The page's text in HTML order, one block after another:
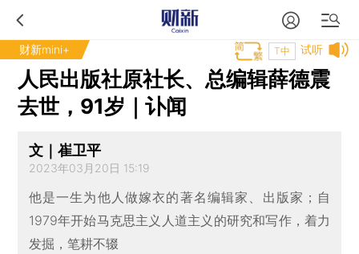
财新mini+ 试听
T中
人民出版社原社长、总编辑薛德震
去世，91岁｜讣闻
文｜崔卫平
2023年03月20日 15:19
他是一生为他人做嫁衣的著名编辑家、出版家；自
1979年开始马克思主义人道主义的研究和写作，着力
发掘，笔耕不辍